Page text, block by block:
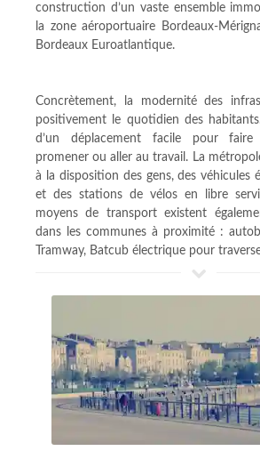
construction d’un vaste ensemble
la zone aéroportuaire Bordeaux-
Bordeaux Euroatlantique.
Concrètement, la modernité des
positivement le quotidien des
d’un déplacement facile pour
promener ou aller au travail. La
à la disposition des gens, des véhicules
et des stations de vélos en libre
moyens de transport existent
dans les communes à proximité :
Tramway, Batcub électrique pour